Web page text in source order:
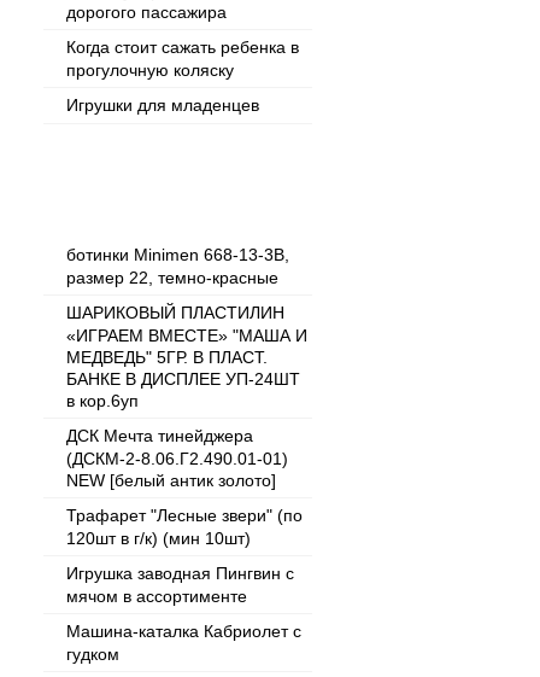
дорогого пассажира
Когда стоит сажать ребенка в
прогулочную коляску
Игрушки для младенцев
ботинки Minimen 668-13-3В,
размер 22, темно-красные
ШАРИКОВЫЙ ПЛАСТИЛИН
«ИГРАЕМ ВМЕСТЕ» "МАША И
МЕДВЕДЬ" 5ГР. В ПЛАСТ.
БАНКЕ В ДИСПЛЕЕ УП-24ШТ
в кор.6уп
ДСК Мечта тинейджера
(ДСКМ-2-8.06.Г2.490.01-01)
NEW [белый антик золото]
Трафарет "Лесные звери" (по
120шт в г/к) (мин 10шт)
Игрушка заводная Пингвин с
мячом в ассортименте
Машина-каталка Кабриолет с
гудком